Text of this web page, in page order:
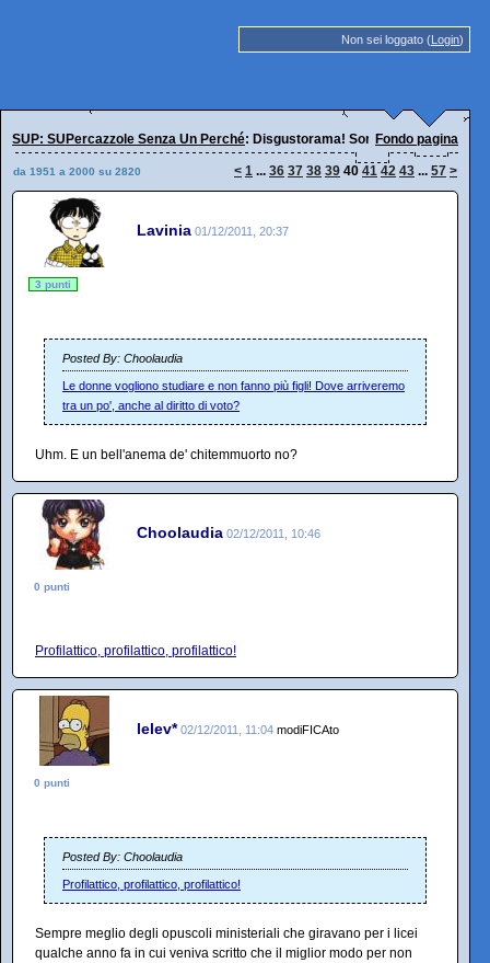
Non sei loggato (Login)
SUP: SUPercazzole Senza Un Perché: Disgustorama! Sorridi, oggi è peggio.
Fondo pagina
da 1951 a 2000 su 2820 < 1 ... 36 37 38 39 40 41 42 43 ... 57 >
Lavinia 01/12/2011, 20:37
3 punti
Posted By: Choolaudia
Le donne vogliono studiare e non fanno più figli! Dove arriveremo
tra un po', anche al diritto di voto?
Uhm. E un bell'anema de' chitemmuorto no?
Choolaudia 02/12/2011, 10:46
0 punti
Profilattico, profilattico, profilattico!
lelev* 02/12/2011, 11:04 modiFICAto
0 punti
Posted By: Choolaudia
Profilattico, profilattico, profilattico!
Sempre meglio degli opuscoli ministeriali che giravano per i licei
qualche anno fa in cui veniva scritto che il miglior modo per non